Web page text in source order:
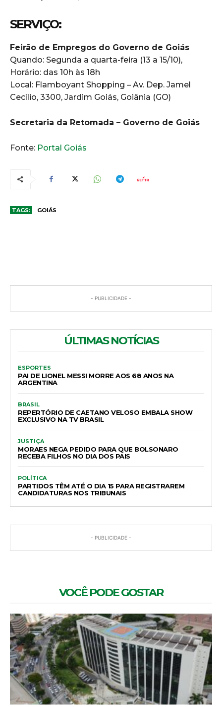
SERVIÇO:
Feirão de Empregos do Governo de Goiás
Quando: Segunda a quarta-feira (13 a 15/10),
Horário: das 10h às 18h
Local: Flamboyant Shopping – Av. Dep. Jamel
Cecílio, 3300, Jardim Goiás, Goiânia (GO)
Secretaria da Retomada – Governo de Goiás
Fonte: Portal Goiás
TAGS: GOIÁS
- PUBLICIDADE -
ÚLTIMAS NOTÍCIAS
ESPORTES
PAI DE LIONEL MESSI MORRE AOS 68 ANOS NA
ARGENTINA
BRASIL
REPERTÓRIO DE CAETANO VELOSO EMBALA SHOW
EXCLUSIVO NA TV BRASIL
JUSTIÇA
MORAES NEGA PEDIDO PARA QUE BOLSONARO
RECEBA FILHOS NO DIA DOS PAIS
POLÍTICA
PARTIDOS TÊM ATÉ O DIA 15 PARA REGISTRAREM
CANDIDATURAS NOS TRIBUNAIS
- PUBLICIDADE -
VOCÊ PODE GOSTAR